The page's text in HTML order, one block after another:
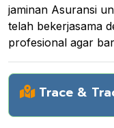
jaminan Asuransi
telah bekerjasama
profesional agar
Trace &